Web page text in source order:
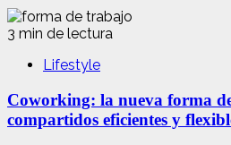
3 min de lectura
Lifestyle
Coworking: la nueva forma
compartidos eficientes y